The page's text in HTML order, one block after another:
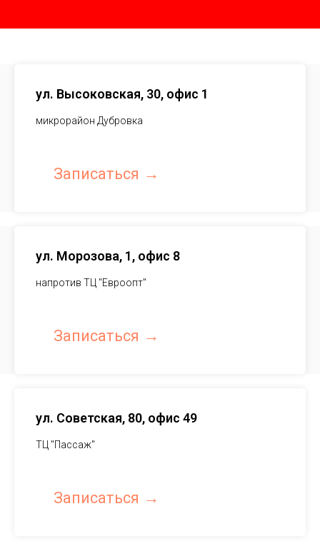
ул. Высоковская, 30, офис 1
микрорайон Дубровка
Записаться
ул. Морозова, 1, офис 8
напротив ТЦ "Евроопт"
Записаться
ул. Советская, 80, офис 49
ТЦ "Пассаж"
Записаться